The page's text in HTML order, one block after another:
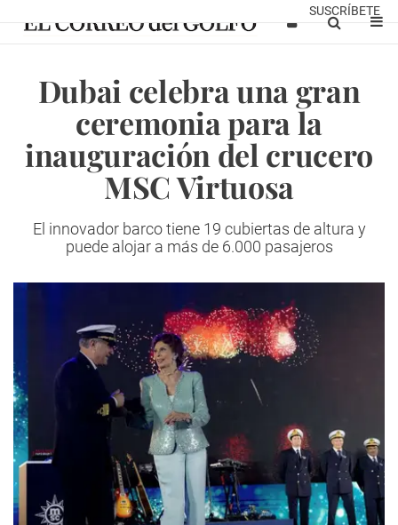
SUSCRÍBETE
Dubai celebra una gran
ceremonia para la
inauguración del crucero
MSC Virtuosa
El innovador barco tiene 19 cubiertas de altura y
puede alojar a más de 6.000 pasajeros